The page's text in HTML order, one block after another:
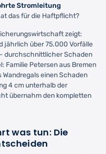
Stromleitung
das für die Haftpflicht?
zeigt:
jährlich über 75.000 Vorfälle
durchschnittlicher Schaden
Familie Petersen aus Bremen
einen Schaden
4 cm unterhalb der
übernahm den kompletten
was tun: Die